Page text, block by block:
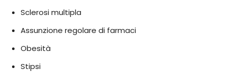
Sclerosi multipla
Assunzione regolare di farmaci
Obesità
Stipsi